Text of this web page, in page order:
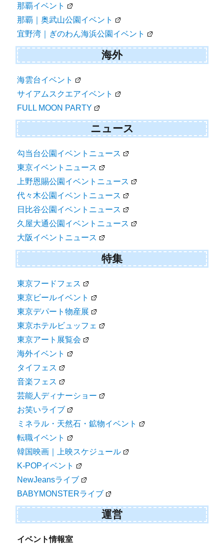
那覇イベント
那覇｜奥武山公園イベント
宜野湾｜ぎのわん海浜公園イベント
海外
海雲台イベント
サイアムスクエアイベント
FULL MOON PARTY
ニュース
勾当台公園イベントニュース
東京イベントニュース
上野恩賜公園イベントニュース
代々木公園イベントニュース
日比谷公園イベントニュース
久屋大通公園イベントニュース
大阪イベントニュース
特集
東京フードフェス
東京ビールイベント
東京デパート物産展
東京ホテルビュッフェ
東京アート展覧会
海外イベント
タイフェス
音楽フェス
芸能人ディナーショー
お笑いライブ
ミネラル・天然石・鉱物イベント
転職イベント
韓国映画｜上映スケジュール
K-POPイベント
NewJeansライブ
BABYMONSTERライブ
運営
イベント情報室